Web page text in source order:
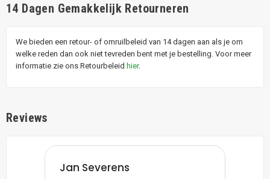
14 Dagen Gemakkelijk Retourneren
We bieden een retour- of omruilbeleid van 14 dagen aan als je om
welke reden dan ook niet tevreden bent met je bestelling. Voor meer
informatie zie ons Retourbeleid hier.
Reviews